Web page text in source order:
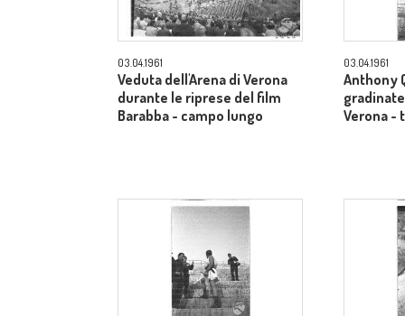
03.04.1961
Veduta dell'Arena di Verona
durante le riprese del film
Barabba - campo lungo
03.04.1961
Anthony
Verona -